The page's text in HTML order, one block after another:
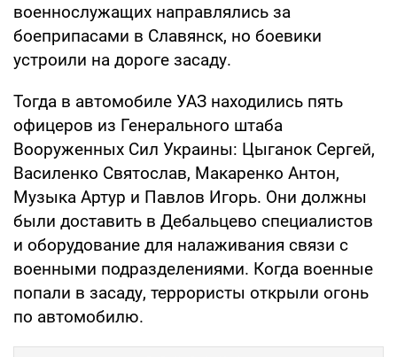
военнослужащих направлялись за
боеприпасами в Славянск, но боевики
устроили на дороге засаду.
Тогда в автомобиле УАЗ находились пять
офицеров из Генерального штаба
Вооруженных Сил Украины: Цыганок Сергей,
Василенко Святослав, Макаренко Антон,
Музыка Артур и Павлов Игорь. Они должны
были доставить в Дебальцево специалистов
и оборудование для налаживания связи с
военными подразделениями. Когда военные
попали в засаду, террористы открыли огонь
по автомобилю.